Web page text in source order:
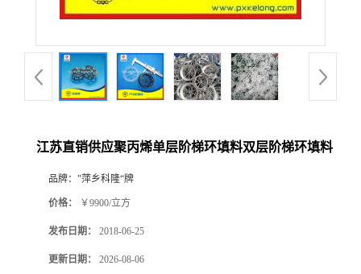
产
品
展
江苏直销供应聚丙烯单层阶梯环填料双层阶梯环填料
品牌： "萍乡科隆“牌
价格： ￥9900/立方
发布日期： 2018-06-25
更新日期： 2026-08-06